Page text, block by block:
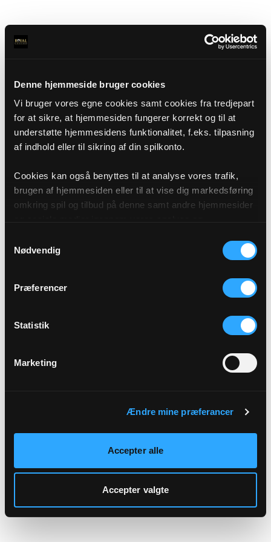
Denne hjemmeside bruger cookies
Vi bruger vores egne cookies samt cookies fra tredjepart
for at sikre, at hjemmesiden fungerer korrekt og til at
understøtte hjemmesidens funktionalitet, f.eks. tilpasning
af indhold eller til sikring af din spilkonto.
Cookies kan også benyttes til at analyse vores trafik,
brugen af hjemmesiden eller til at vise dig markedsføring
omkring spil og tilbud på denne samt andre hjemmesider
af cookies under "Detaljer" eller ved at klikke videre til
vores Cookiepolitik, som du finder i bunden af vores
Nødvendig
Præferencer
Statistik
Marketing
Ændre mine præferancer
Accepter alle
Accepter valgte